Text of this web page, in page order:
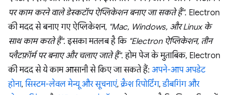
पर काम करने वाले डेस्कटॉप ऐप्लिकेशन बनाए जा सकते हैं". Electron
की मदद से बनाए गए ऐप्लिकेशन, "Mac, Windows, और Linux के
साथ काम करते हैं". इसका मतलब है कि "Electron ऐप्लिकेशन, तीन
प्लैटफ़ॉर्म पर बनाए और चलाए जाते हैं". होम पेज के मुताबिक, Electron
की मदद से ये काम आसानी से किए जा सकते हैं: अपने-आप अपडेट
होना, सिस्टम-लेवल मेन्यू और सूचनाएं,क्रैश रिपोर्टिंग,डीबगिंग और